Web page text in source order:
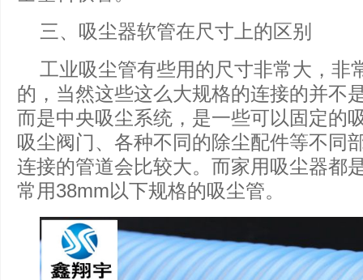
三、吸尘器软管在尺寸上的区别
工业吸尘管有些用的尺寸非常大，非
的，当然这些这么大规格的连接的并不
而是中央吸尘系统，是一些可以固定的
吸尘阀门、各种不同的除尘配件等不同
连接的管道会比较大。而家用吸尘器都
常用38mm以下规格的吸尘管。